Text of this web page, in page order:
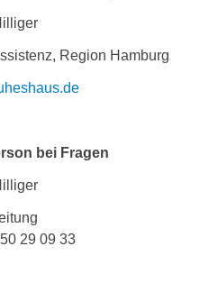
Region Hamburg
bei Fragen
29 09 33